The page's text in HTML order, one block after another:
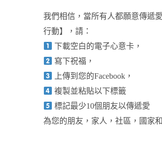
我們相信，當所有人都願意傳遞
行動】，請：
下載空白的電子心意卡，
寫下祝福，
上傳到您的Facebook，
複製並粘貼以下標籤
標記最少10個朋友以傳遞愛
為您的朋友，家人，社區，國家